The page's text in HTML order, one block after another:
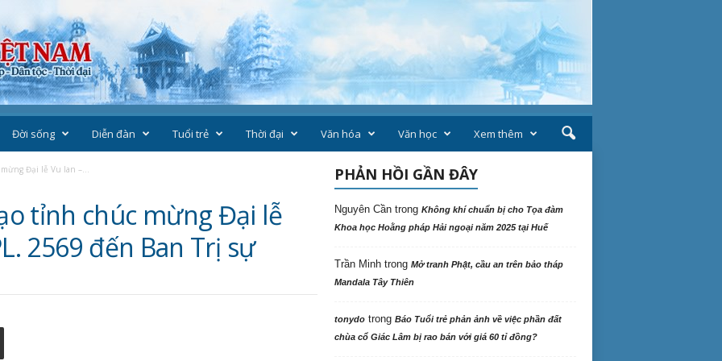
Đời sống Diễn đàn Tuổi trẻ Thời đại Văn hóa Văn học Xem thêm
Đại lễ Vu lan –...
tỉnh chúc mừng Đại lễ
2569 đến Ban Trị sự
PHẢN HỒI GẦN ĐÂY
Nguyên Cầntrong Không khí chuẩn bị cho Tọa đàm
Khoa học Hoằng pháp Hải ngoại năm 2025 tại Huế
Trần Minhtrong Mở tranh Phật, cầu an trên bảo tháp
Mandala Tây Thiên
tonydotrong Báo Tuổi trẻ phản ảnh về việc phần đất
chùa cổ Giác Lâm bị rao bán với giá 60 tỉ đồng?